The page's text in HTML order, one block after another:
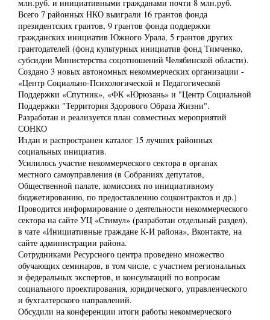
млн.руб. и инициативными гражданами почти 8 млн.руб.
Всего 7 районных НКО выиграли 16 грантов фонда
президентских грантов, 9 грантов фонда поддержки
гражданских инициатив Южного Урала, 5 грантов других
грантодателей (фонд культурных инициатив фонд Тимченко,
субсидии Министерства соцотношений Челябинской области).
Создано 3 новых автономных некоммерческих организации -
«Центр Социально-Психологической и Педагогической
Поддержки «Спутник», «ФК «Юрюзань» и "Центр Социальной
Поддержки "Территория Здорового Образа Жизни".
Разработан и реализуется план совместных мероприятий
СОНКО
Издан и распространен каталог 15 лучших районных
социальных инициатив.
Усилилось участие некоммерческого сектора в органах
местного самоуправления (в Собраниях депутатов,
Общественной палате, комиссиях по инициативному
бюджетированию, по предоставлению соцконтрактов и др.)
Проводится информирование о деятельности некоммерческого
сектора на сайте УЦ «Стимул» (разработан отдельный раздел),
в чате «Инициативные граждане К-И района», Вконтакте, на
сайте администрации района.
Сотрудниками Ресурсного центра проведено множество
обучающих семинаров, в том числе, с участием региональных
и федеральных экспертов, и консультаций по вопросам
социального проектирования, юридического, управленческого
и бухгалтерского направлений.
Обсудили на конференции итоги работы некоммерческого